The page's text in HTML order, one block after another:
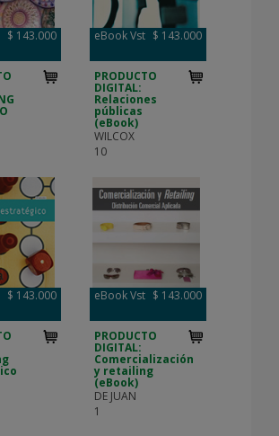
$ 143.000 eBook Vst $ 143.000
PRODUCTO
DIGITAL:
Relaciones
públicas
(eBook)
WILCOX
10
$ 143.000 eBook Vst $ 143.000
PRODUCTO
DIGITAL:
Comercialización
y retailing
(eBook)
DE JUAN
1